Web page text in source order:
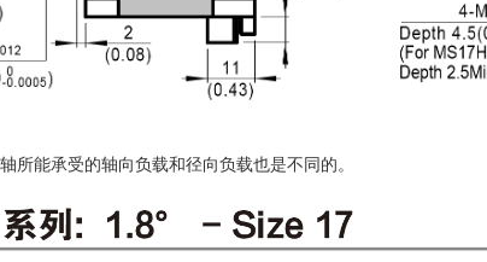
能承受的轴向负载和径向负载也是不同的。